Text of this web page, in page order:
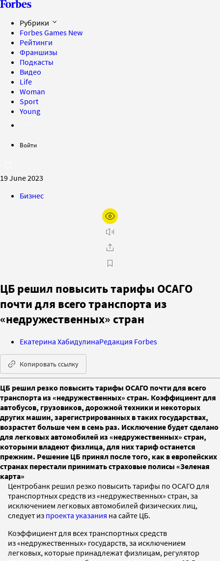
Рубрики
Forbes Games New
Рейтинги
Франшизы
Подкасты
Видео
Life
Woman
Sport
Young
Войти
19 June 2023
Бизнес
ЦБ решил повысить тарифы ОСАГО
почти для всего транспорта из
«недружественных» стран
Екатерина ХабидулинаРедакция Forbes
Копировать ссылку
ЦБ решил резко повысить тарифы ОСАГО почти для всего
транспорта из «недружественных» стран. Коэффициент для
автобусов, грузовиков, дорожной техники и некоторых
других машин, зарегистрированных в таких государствах,
возрастет больше чем в семь раз. Исключение будет сделано
для легковых автомобилей из «недружественных» стран,
которыми владеют физлица, для них тариф останется
прежним. Решение ЦБ принял после того, как в европейских
странах перестали принимать страховые полисы «Зеленая
карта»
Центробанк решил резко повысить тарифы по ОСАГО для
транспортных средств из «недружественных» стран, за
исключением легковых автомобилей физических лиц,
следует из проекта указания на сайте ЦБ.
Коэффициент для всех транспортных средств
из «недружественных» государств, за исключением
легковых, которые принадлежат физлицам, регулятор